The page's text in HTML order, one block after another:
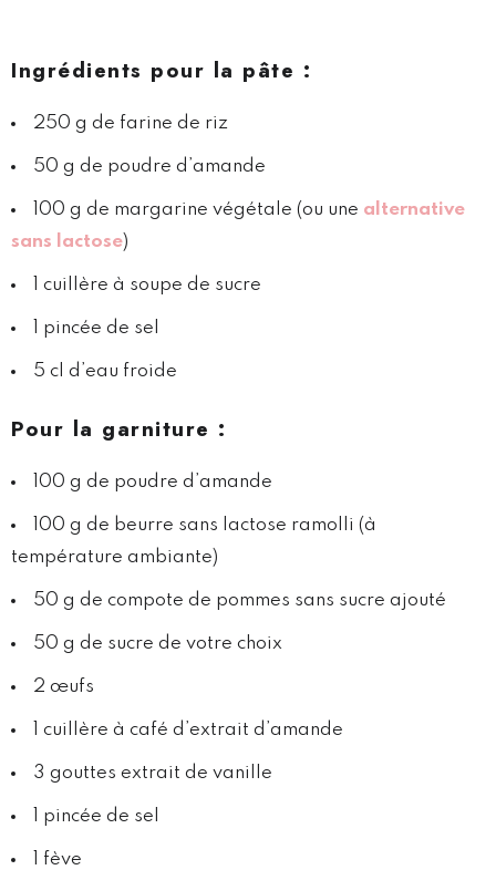
Ingrédients pour la pâte :
250 g de farine de riz
50 g de poudre d’amande
100 g de margarine végétale (ou une alternative
sans lactose)
1 cuillère à soupe de sucre
1 pincée de sel
5 cl d’eau froide
Pour la garniture :
100 g de poudre d’amande
100 g de beurre sans lactose ramolli (à
température ambiante)
50 g de compote de pommes sans sucre ajouté
50 g de sucre de votre choix
2 œufs
1 cuillère à café d’extrait d’amande
3 gouttes extrait de vanille
1 pincée de sel
1 fève